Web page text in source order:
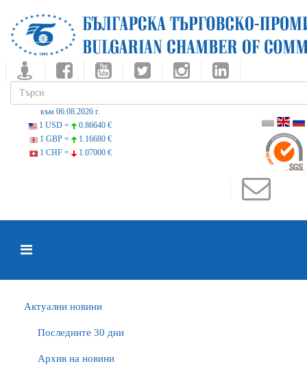
към 06.08.2026 г.
1 USD =
0.86640 €
1 GBP =
1.16680 €
1 CHF =
1.07000 €
Актуални новини
Последните 30 дни
Архив на новини